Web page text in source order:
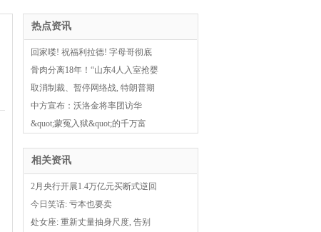
热点资讯
回家喽! 祝福利拉德! 字母哥彻底
骨肉分离18年！“山东4人入室抢婴
取消制裁、暂停网络战, 特朗普期
中方宣布：沃洛金将率团访华
&quot;蒙冤入狱&quot;的千万富
相关资讯
2月央行开展1.4万亿元买断式逆回
今日笑话: 亏本也要卖
处女座: 重新丈量抽身尺度, 告别